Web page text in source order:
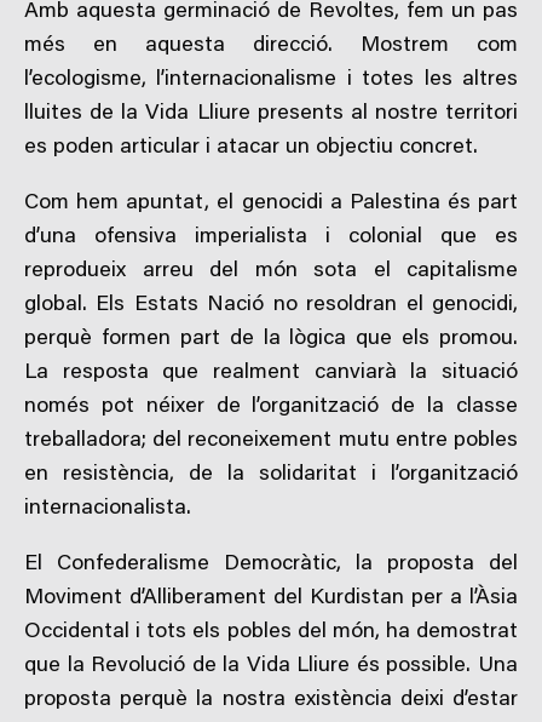
Amb aquesta germinació de Revoltes, fem un pas
més en aquesta direcció. Mostrem com
l’ecologisme, l’internacionalisme i totes les altres
lluites de la Vida Lliure presents al nostre territori
es poden articular i atacar un objectiu concret.
Com hem apuntat, el genocidi a Palestina és part
d’una ofensiva imperialista i colonial que es
reprodueix arreu del món sota el capitalisme
global. Els Estats Nació no resoldran el genocidi,
perquè formen part de la lògica que els promou.
La resposta que realment canviarà la situació
només pot néixer de l’organització de la classe
treballadora; del reconeixement mutu entre pobles
en resistència, de la solidaritat i l’organització
internacionalista.
El Confederalisme Democràtic, la proposta del
Moviment d’Alliberament del Kurdistan per a l’Àsia
Occidental i tots els pobles del món, ha demostrat
que la Revolució de la Vida Lliure és possible. Una
proposta perquè la nostra existència deixi d’estar